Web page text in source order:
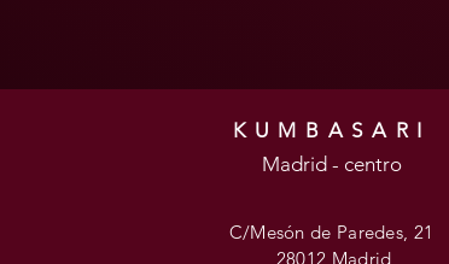
KUMBASARI
Madrid - centro
C/Mesón de Paredes, 21
28012 Madrid